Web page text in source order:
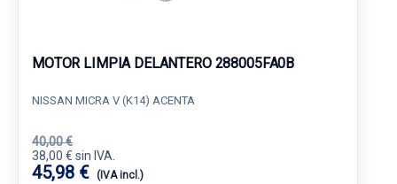
MOTOR LIMPIA DELANTERO 288005FA0B
NISSAN MICRA V (K14) ACENTA
40,00 €
38,00 € sin IVA.
45,98 € (IVA incl.)